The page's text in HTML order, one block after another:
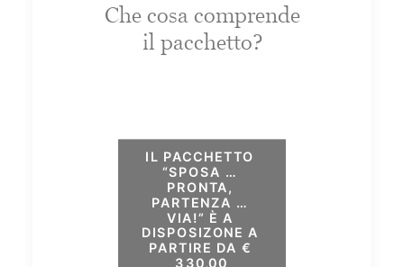
Che cosa comprende
il pacchetto?
IL PACCHETTO
“SPOSA …
PRONTA,
PARTENZA …
VIA!” È A
DISPOSIZONE A
PARTIRE DA €
330,00